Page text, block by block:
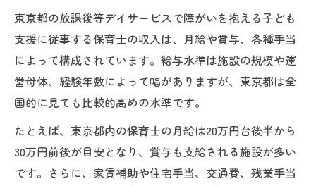
東京都の放課後等デイサービスで障がいを抱える子ども
支援に従事する保育士の収入は、月給や賞与、各種手当
によって構成されています。給与水準は施設の規模や運
営母体、経験年数によって幅がありますが、東京都は全
国的に見ても比較的高めの水準です。
たとえば、東京都内の保育士の月給は20万円台後半から
30万円前後が目安となり、賞与も支給される施設が多い
です。さらに、家賃補助や住宅手当、交通費、残業手当